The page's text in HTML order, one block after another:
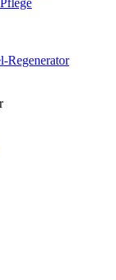
Regenerator